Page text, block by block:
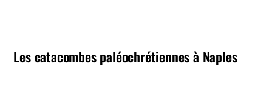
Les catacombes paléochrétiennes à Naples